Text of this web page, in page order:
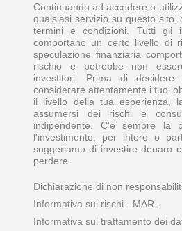
Continuando ad accedere o
qualsiasi servizio su questo sito,
termini e condizioni. Tutti gli
comportano un certo livello di
speculazione finanziaria
rischio e potrebbe non
investitori. Prima di decidere
considerare attentamente i tuoi
il livello della tua esperienza,
assumersi dei rischi e
indipendente. C'è sempre la
l'investimento, per intero o
suggeriamo di investire denaro
perdere.
Dichiarazione di non
Informativa sui rischi - MAR -
Informativa sul trattamento dei